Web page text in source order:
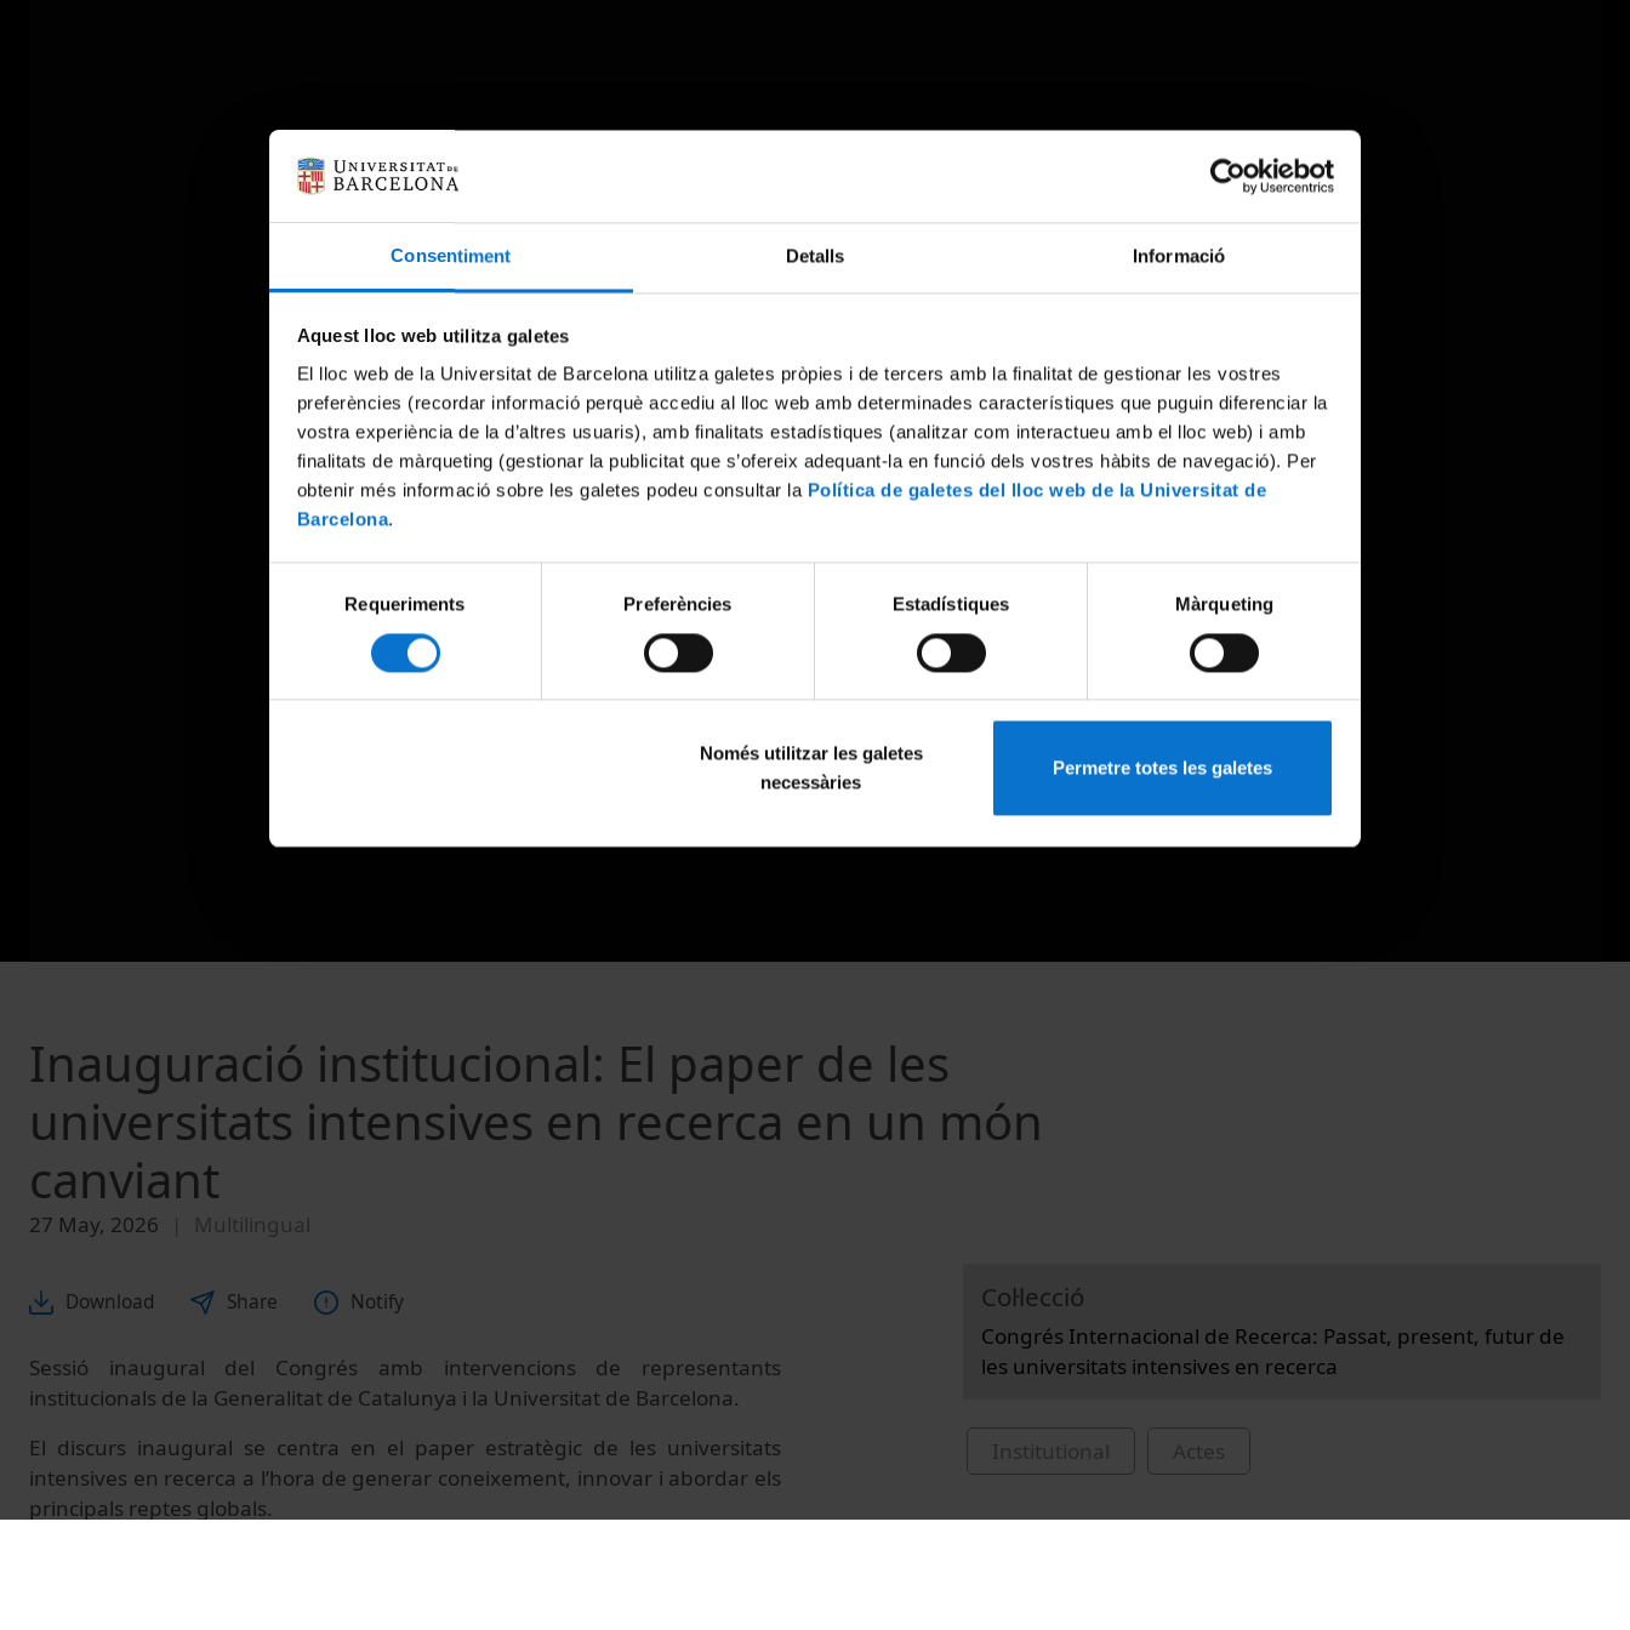
Consentiment Detalls Informació
Aquest lloc web utilitza galetes
El lloc web de la Universitat de Barcelona utilitza galetes pròpies i de tercers amb la finalitat de gestionar les vostres
preferències (recordar informació perquè accediu al lloc web amb determinades característiques que puguin diferenciar la
vostra experiència de la d’altres usuaris), amb finalitats estadístiques (analitzar com interactueu amb el lloc web) i amb
finalitats de màrqueting (gestionar la publicitat que s’ofereix adequant-la en funció dels vostres hàbits de navegació). Per
obtenir més informació sobre les galetes podeu consultar la Política de galetes del lloc web de la Universitat de
Barcelona.
Requeriments Preferències Estadístiques Màrqueting
Només utilitzar les galetes
necessàries
Permetre totes les galetes
Something went wrong
Try again
Inauguració institucional: El paper de les
universitats intensives en recerca en un món
canviant
27 May, 2026 Multilingual
Download Share Notify
Sessió inaugural del Congrés amb intervencions de representants
institucionals de la Generalitat de Catalunya i la Universitat de Barcelona.
El discurs inaugural se centra en el paper estratègic de les universitats
intensives en recerca a l’hora de generar coneixement, innovar i abordar els
principals reptes globals.
Col·lecció
Congrés Internacional de Recerca: Passat, present, futur de
les universitats intensives en recerca
Institutional Actes